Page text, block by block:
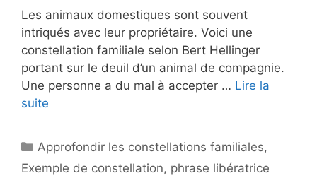
Les animaux domestiques sont souvent
intriqués avec leur propriétaire. Voici une
constellation familiale selon Bert Hellinger
portant sur le deuil d’un animal de compagnie.
Une personne a du mal à accepter … Lire la
suite
Catégories
Approfondir les constellations familiales,
Exemple de constellation, phrase libératrice